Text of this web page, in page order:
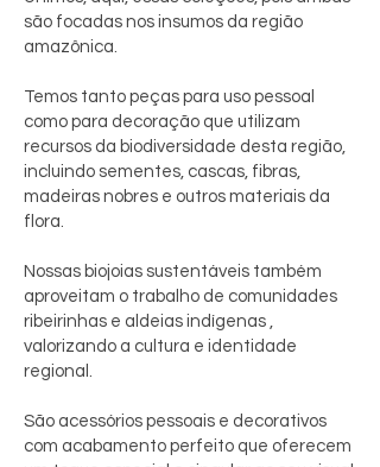
são focadas nos insumos da região
amazônica.
Temos tanto peças para uso pessoal
como para decoração que utilizam
recursos da biodiversidade desta região,
incluindo sementes, cascas, fibras,
madeiras nobres e outros materiais da
flora.
Nossas biojoias sustentáveis também
aproveitam o trabalho de comunidades
ribeirinhas e aldeias indígenas ,
valorizando a cultura e identidade
regional.
São acessórios pessoais e decorativos
com acabamento perfeito que oferecem